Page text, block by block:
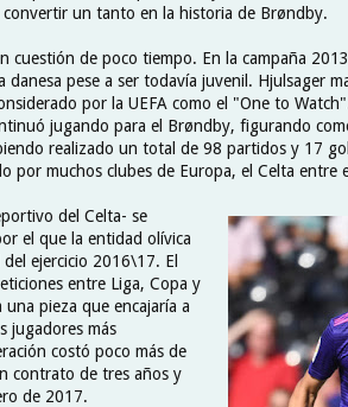
un tanto en la historia de Brøndby.
cuestión de poco tiempo. En la campaña
pese a ser todavía juvenil. Hjulsager
por la UEFA como el "One to
jugando para el Brøndby, figurando
realizado un total de 98 partidos y 17
por muchos clubes de Europa, el Celta entre
del Celta- se
el que la entidad olívica
ejercicio 2016\17. El
entre Liga, Copa y
pieza que encajaría a
jugadores más
costó poco más de
contrato de tres años y
de 2017.